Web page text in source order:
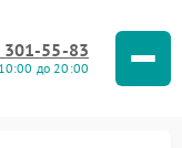
301-55-83
до 20:00